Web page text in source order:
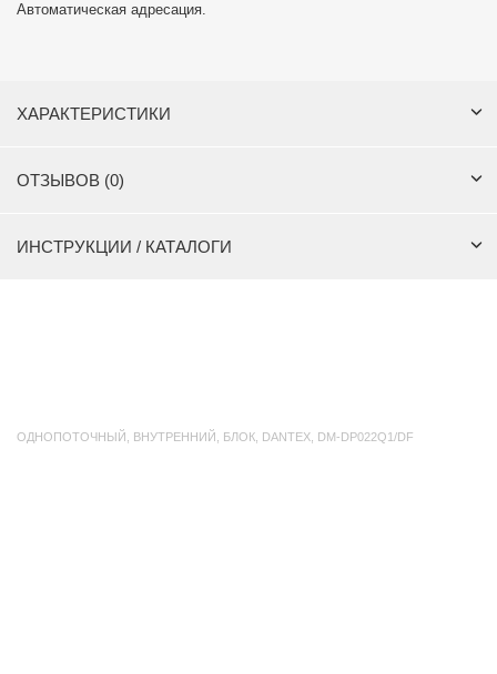
Автоматическая адресация.
ХАРАКТЕРИСТИКИ
ОТЗЫВОВ (0)
ИНСТРУКЦИИ / КАТАЛОГИ
ОДНОПОТОЧНЫЙ ВНУТРЕННИЙ БЛОК DANTEX DM-DP022Q1/DF